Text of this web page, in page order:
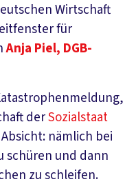
Wirtschaft
für
Anja Piel, DGB-
derSozialstaat
nämlich bei
schüren und dann
zu schleifen.